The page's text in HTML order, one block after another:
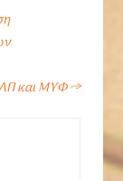
και ΜΥΦ→